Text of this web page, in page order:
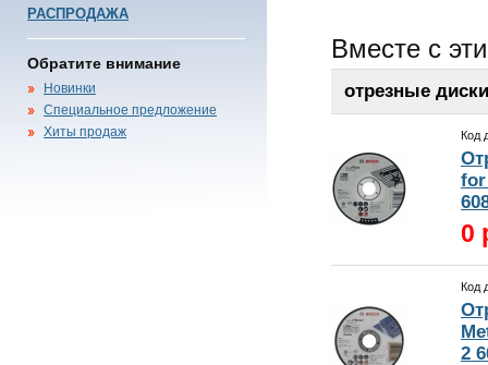
РАСПРОДАЖА
Обратите внимание
Новинки
Специальное предложение
Хиты продаж
Вместе с
отрезные
Код
for
0
Код
2